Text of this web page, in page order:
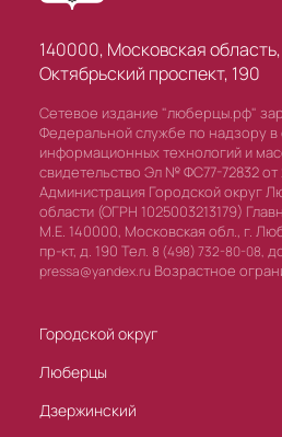
140000, Московская
Октябрьский проспект, 190
Сетевое издание "люберцы.рф"
Федеральной службе по надзору в
информационных технологий и
свидетельство Эл № ФС77-72832 от
Администрация Городской округ
области (ОГРН 1025003213179)
М.Е. 140000, Московская обл., г.
пр-кт, д. 190 Тел. 8 (498) 732-80-08,
pressa@yandex.ru Возрастное
Городской округ
Люберцы
Дзержинский